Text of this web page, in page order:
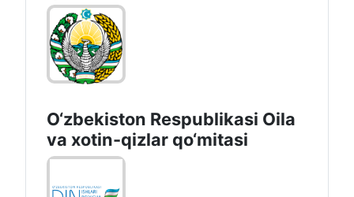
O‘zbekiston Respublikasi Oila
va xotin-qizlar qo‘mitasi